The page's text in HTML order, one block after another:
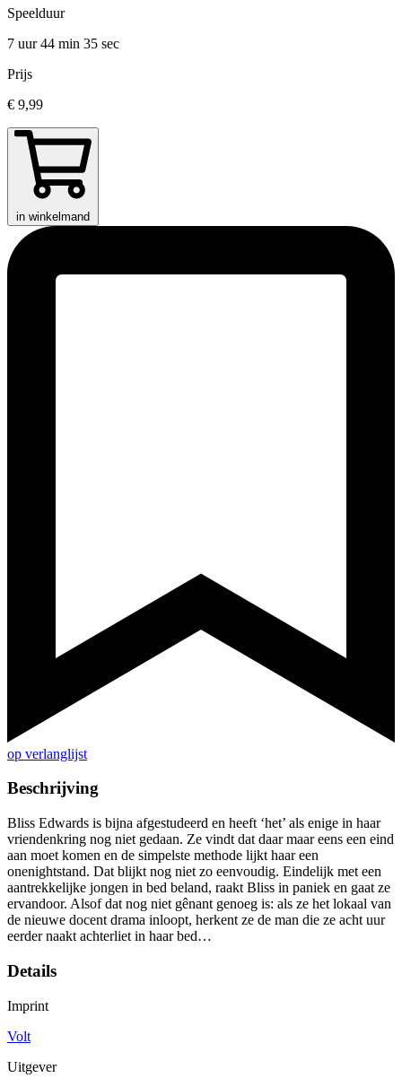
Speelduur
7 uur 44 min 35 sec
Prijs
€ 9,99
in winkelmand
op verlanglijst
Beschrijving
Bliss Edwards is bijna afgestudeerd en heeft ‘het’ als enige in haar
vriendenkring nog niet gedaan. Ze vindt dat daar maar eens een eind
aan moet komen en de simpelste methode lijkt haar een
onenightstand. Dat blijkt nog niet zo eenvoudig. Eindelijk met een
aantrekkelijke jongen in bed beland, raakt Bliss in paniek en gaat ze
ervandoor. Alsof dat nog niet gênant genoeg is: als ze het lokaal van
de nieuwe docent drama inloopt, herkent ze de man die ze acht uur
eerder naakt achterliet in haar bed…
Details
Imprint
Volt
Uitgever